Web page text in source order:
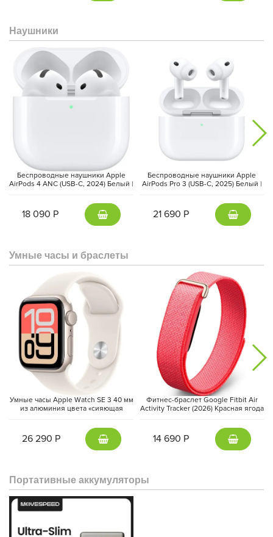
Поддержка Thunderbolt / USB-C Apple Pencil Proи новой
Magic Keyboardпревращает iPad Pro в универсальное
устройство для работы и творчества. Тонкий корпус (всего 5,3
черезFace ID
делают его самым продвинутым планшетом
Наушники
Беспроводные наушники Apple
AirPods 4 ANC (USB-C, 2024) Белый |
18 090 Р
Беспроводные наушники Apple
AirPods Pro 3 (USB-C, 2025) Белый |
21 690 Р
Умные часы и браслеты
Умные часы Apple Watch SE 3 40 мм
из алюминия цвета «сияющая
«сияющая звезда» (S/M)
26 290 Р
Фитнес-браслет Google Fitbit Air
Activity Tracker (2026) Красная ягода
14 690 Р
Портативные аккумуляторы